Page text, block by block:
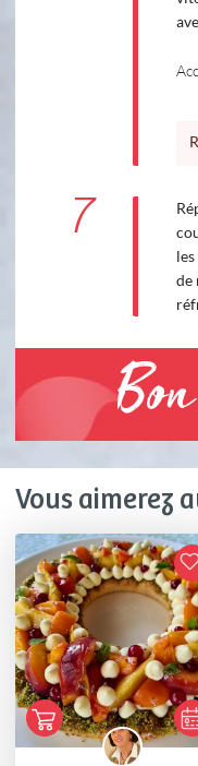
7
de
Vous aimerez